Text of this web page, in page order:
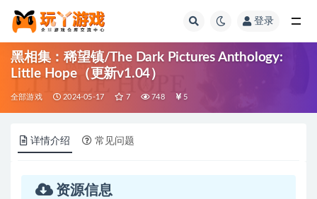
登录
黑相集：稀望镇/The Dark Pictures Anthology:
Little Hope（更新v1.04）
全部游戏 2024-05-17 7 748 5
详情介绍 常见问题
资源信息